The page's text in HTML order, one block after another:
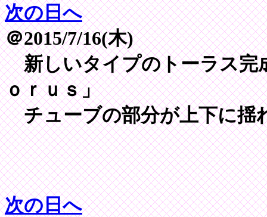
次の日へ
＠2015/7/16(木)
新しいタイプのトーラス完
ｏｒｕｓ」
チューブの部分が上下に揺
次の日へ